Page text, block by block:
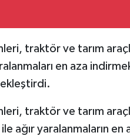
traktör ve tarım
en aza
traktör ve tarım
ağır yaralanmaların en